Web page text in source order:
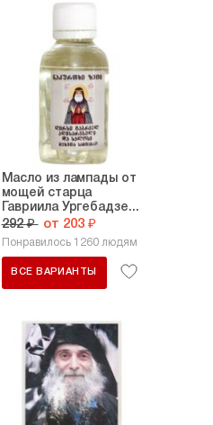
Масло из лампады от
мощей старца
Гавриила Ургебадзе...
292 ₽ от 203 ₽
Понравилось 1260 людям
ВСЕ ВАРИАНТЫ